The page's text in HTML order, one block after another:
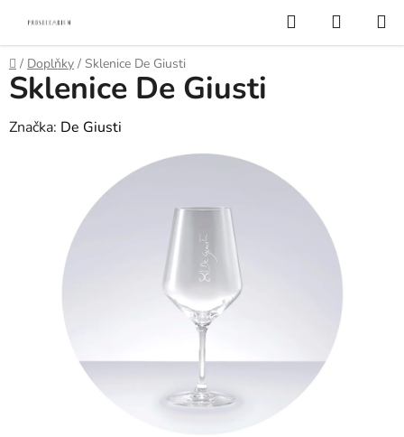
obsah
Hledat
KOŠÍK
Domů
/ Doplňky / Sklenice De Giusti
Sklenice De Giusti
Značka: De Giusti